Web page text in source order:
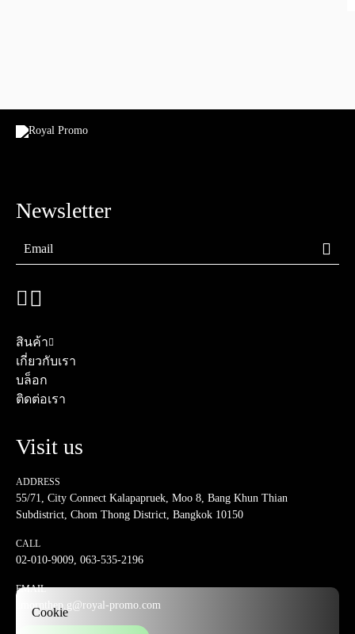
Cookie
Newsletter
สินค้า
เกี่ยวกับเรา
บล็อก
ติดต่อเรา
Visit us
ADDRESS
55/71, City Connect Kalapapruek, Moo 8, Bang Khun Thian
Subdistrict, Chom Thong District, Bangkok 10150
CALL
02-010-9009, 063-535-2196
EMAIL
amornthep.g@royal-promo.com